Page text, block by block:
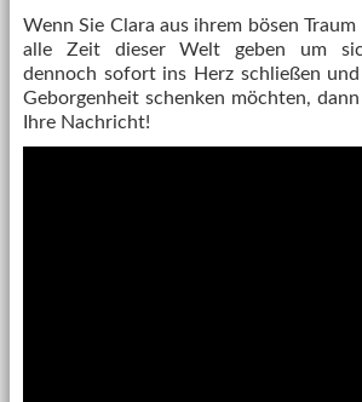
Wenn Sie Clara aus ihrem bösen
alle Zeit dieser Welt geben um
dennoch sofort ins Herz schließen
Geborgenheit schenken möchten,
Ihre Nachricht!